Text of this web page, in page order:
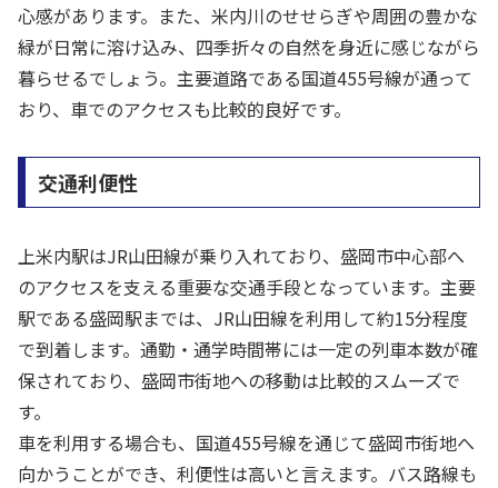
心感があります。また、米内川のせせらぎや周囲の豊かな
緑が日常に溶け込み、四季折々の自然を身近に感じながら
暮らせるでしょう。主要道路である国道455号線が通って
おり、車でのアクセスも比較的良好です。
交通利便性
上米内駅はJR山田線が乗り入れており、盛岡市中心部へ
のアクセスを支える重要な交通手段となっています。主要
駅である盛岡駅までは、JR山田線を利用して約15分程度
で到着します。通勤・通学時間帯には一定の列車本数が確
保されており、盛岡市街地への移動は比較的スムーズで
す。
車を利用する場合も、国道455号線を通じて盛岡市街地へ
向かうことができ、利便性は高いと言えます。バス路線も